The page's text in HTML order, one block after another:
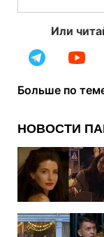
Или
Больше по